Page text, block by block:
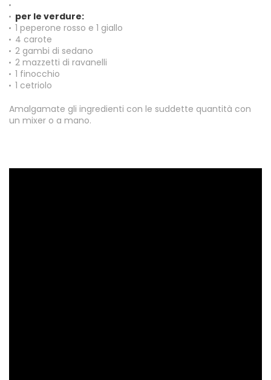
per le verdure:
1 peperone rosso e 1 giallo
4 carote
2 gambi di sedano
2 mazzetti di ravanelli
1 finocchio
1 cetriolo
Amalgamate gli ingredienti con le suddette quantità con
un mixer o a mano.